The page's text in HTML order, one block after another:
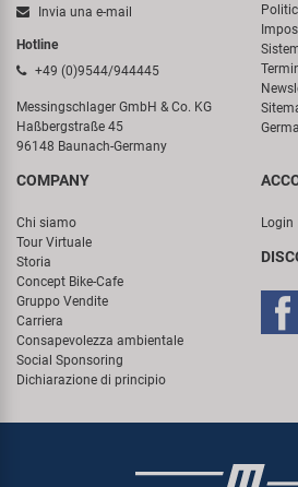
Invia una e-mail
Hotline
+49 (0)9544/944445
Messingschlager GmbH & Co. KG
Haßbergstraße 45
96148 Baunach-Germany
COMPANY
Chi siamo
Tour Virtuale
Storia
Concept Bike-Cafe
Gruppo Vendite
Carriera
Consapevolezza ambientale
Social Sponsoring
Dichiarazione di principio
Login